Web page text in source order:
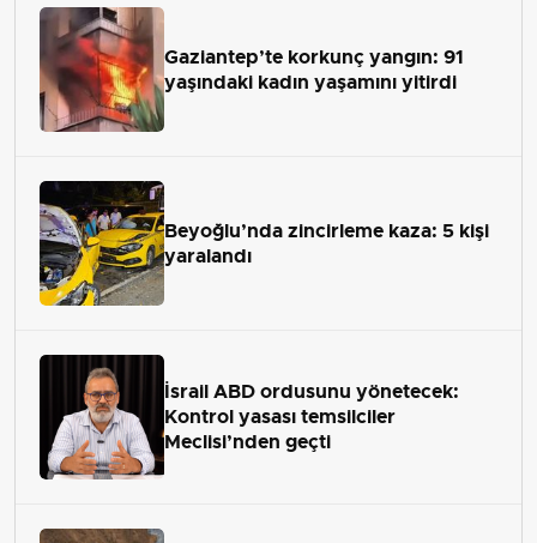
Gaziantep’te korkunç yangın: 91
yaşındaki kadın yaşamını yitirdi
Beyoğlu’nda zincirleme kaza: 5 kişi
yaralandı
İsrail ABD ordusunu yönetecek:
Kontrol yasası temsilciler
Meclisi’nden geçti